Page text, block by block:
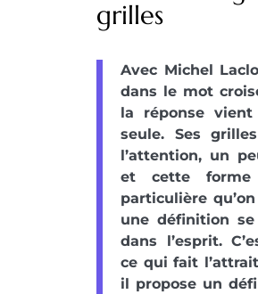
grilles
Avec Michel
dans le mot
la réponse
seule. Ses
l’attention, un
et cette forme
particulière
une définition
dans l’esprit.
ce qui fait
il propose un